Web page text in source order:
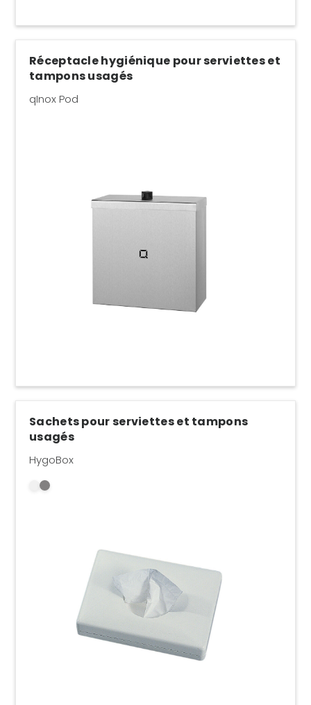
Réceptacle hygiénique pour serviettes et
tampons usagés
qInox Pod
Sachets pour serviettes et tampons
usagés
HygoBox